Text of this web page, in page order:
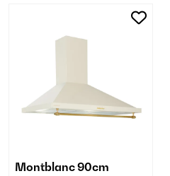
Montblanc 90cm